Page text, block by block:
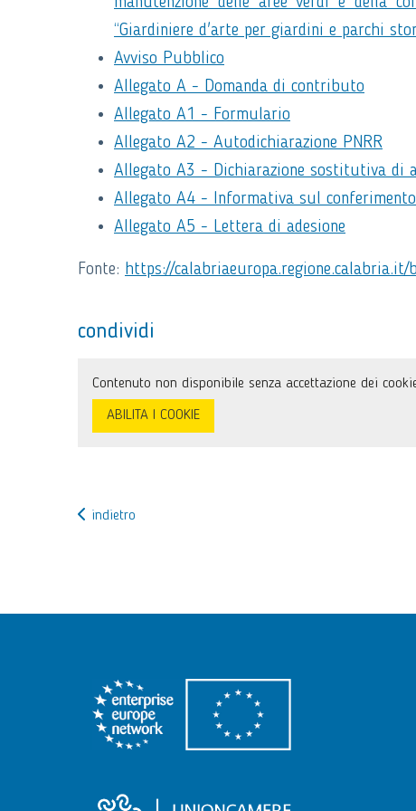
“Giardiniere d'arte per giardini e parchi
Avviso Pubblico
Allegato A - Domanda di contributo
Allegato A1 - Formulario
Allegato A2 - Autodichiarazione PNRR
Allegato A3 - Dichiarazione sostitutiva di
Allegato A4 - Informativa sul
Allegato A5 - Lettera di adesione
Fonte: https://
condividi
Contenuto non disponibile senza accettazione dei
ABILITA I COOKIE
indietro